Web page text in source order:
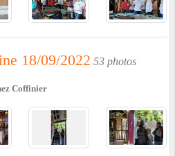
18/09/2022 53 photos
Coffinier